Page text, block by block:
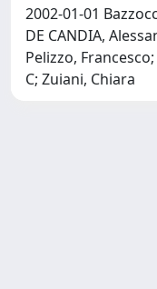
2002-01-01
DE CANDIA,
Pelizzo,
C; Zuiani, Chiara